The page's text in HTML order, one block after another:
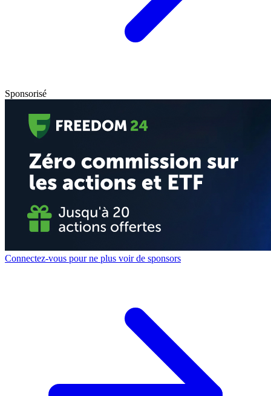
Sponsorisé
Connectez-vous pour ne plus voir de sponsors